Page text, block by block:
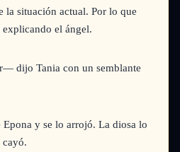
la situación actual. Por lo que
el ángel.
dijo Tania con un semblante
y se lo arrojó. La diosa lo
cayó.